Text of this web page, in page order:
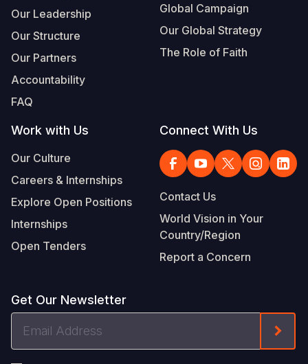
Our Leadership
Our Structure
Our Partners
Accountability
FAQ
Global Campaign
Our Global Strategy
The Role of Faith
Work with Us
Our Culture
Careers & Internships
Explore Open Positions
Internships
Open Tenders
Connect With Us
Contact Us
World Vision in Your
Country/Region
Report a Concern
Get Our Newsletter
Address